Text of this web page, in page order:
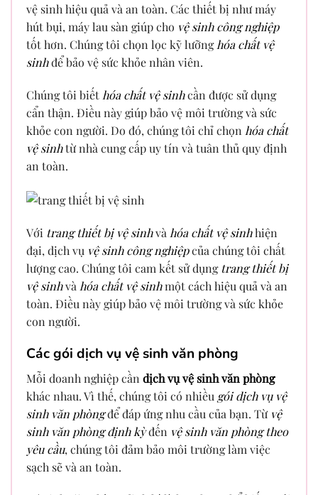
vệ sinh hiệu quả và an toàn. Các thiết bị như máy
hút bụi, máy lau sàn giúp cho vệ sinh công nghiệp
tốt hơn. Chúng tôi chọn lọc kỹ lưỡnghóa chất vệ
sinhđể bảo vệ sức khỏe nhân viên.
Chúng tôi biếthóa chất vệ sinhcần được sử dụng
cẩn thận. Điều này giúp bảo vệ môi trường và sức
khỏe con người. Do đó, chúng tôi chỉ chọnhóa chất
vệ sinhtừ nhà cung cấp uy tín và tuân thủ quy định
an toàn.
Với trang thiết bị vệ sinhvàhóa chất vệ sinhhiện
đại, dịch vụ vệ sinh công nghiệpcủa chúng tôi chất
lượng cao. Chúng tôi cam kết sử dụng trang thiết bị
vệ sinhvàhóa chất vệ sinhmột cách hiệu quả và an
toàn. Điều này giúp bảo vệ môi trường và sức khỏe
con người.
Các gói dịch vụ vệ sinh văn phòng
Mỗi doanh nghiệp cần dịch vụ vệ sinh văn phòng
khác nhau. Vì thế, chúng tôi có nhiều gói dịch vụ vệ
sinh văn phòngđể đáp ứng nhu cầu của bạn. Từ vệ
sinh văn phòng định kỳđến vệ sinh văn phòng theo
yêu cầu, chúng tôi đảm bảo môi trường làm việc
sạch sẽ và an toàn.